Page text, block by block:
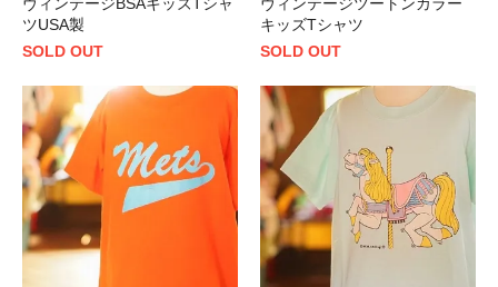
ツUSA製
SOLD OUT
キッズTシャツ
SOLD OUT